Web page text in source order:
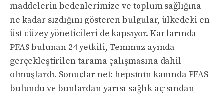
maddelerin bedenlerimize ve toplum sağlığına
ne kadar sızdığını gösteren bulgular, ülkedeki en
üst düzey yöneticileri de kapsıyor. Kanlarında
PFAS bulunan 24 yetkili, Temmuz ayında
gerçekleştirilen tarama çalışmasına dahil
olmuşlardı. Sonuçlar net: hepsinin kanında PFAS
bulundu ve bunlardan yarısı sağlık açısından